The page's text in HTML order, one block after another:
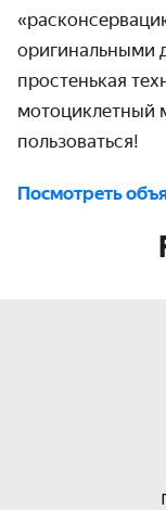
оригинальными
простенькая
мотоциклетный
пользоваться!
Посмотреть